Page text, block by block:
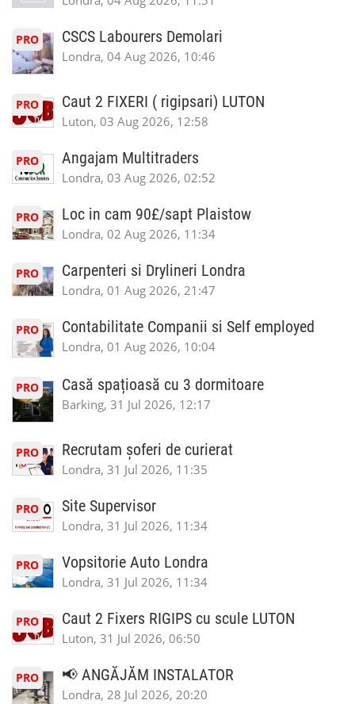
PRO CSCS Labourers Demolari
Londra, 04 Aug 2026, 10:46
PRO Caut 2 FIXERI ( rigipsari) LUTON
Luton, 03 Aug 2026, 12:58
PRO Angajam Multitraders
Londra, 03 Aug 2026, 02:52
PRO Loc in cam 90£/sapt Plaistow
Londra, 02 Aug 2026, 11:34
PRO Carpenteri si Drylineri Londra
Londra, 01 Aug 2026, 21:47
PRO Contabilitate Companii si Self employed
Londra, 01 Aug 2026, 10:04
PRO Casă spațioasă cu 3 dormitoare
Barking, 31 Jul 2026, 12:17
PRO Recrutam șoferi de curierat
Londra, 31 Jul 2026, 11:35
PRO Site Supervisor
Londra, 31 Jul 2026, 11:34
PRO Vopsitorie Auto Londra
Londra, 31 Jul 2026, 11:34
PRO Caut 2 Fixers RIGIPS cu scule LUTON
Luton, 31 Jul 2026, 06:50
PRO 📢 ANGĂJĂM INSTALATOR
Londra, 28 Jul 2026, 20:20